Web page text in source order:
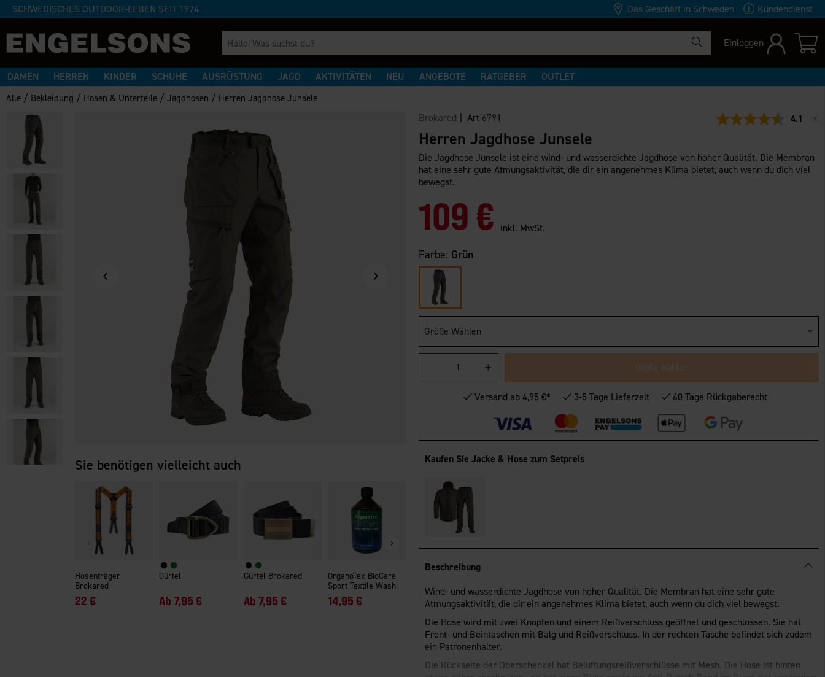
SCHWEDISCHES OUTDOOR-LEBEN SEIT 1974 Das Geschäft in Schweden Kundendienst
Einloggen
DAMEN HERREN KINDER SCHUHE AUSRÜSTUNG JAGD AKTIVITÄTEN NEU ANGEBOTE RATGEBER OUTLET
Alle / Bekleidung / Hosen & Unterteile /Jagdhosen / Herren Jagdhose Junsele
Sie benötigen vielleicht auch
Hosenträger
Brokared
22 €
Gürtel
Ab7,95 €
Gürtel Brokared
Ab 7,95 €
OrganoTex BioCare
Sport Textile Wash
14,95 €
OrganoTex Spray-On
Textile Waterproofing
Brokared | Art 6791 4.1 (9
Herren Jagdhose Junsele
Die Jagdhose Junsele ist eine wind- und wasserdichte Jagdhose von hoher Qualität. Die Membran
hat eine sehr gute Atmungsaktivität, die dir ein angenehmes Klima bietet, auch wenn du dich viel
bewegst.
109 € inkl. MwSt.
Farbe: Grün
Größe Wählen
Größe wählen
Versand ab 4,95 €* 3-5 Tage Lieferzeit 60 Tage Rückgaberecht
Kaufen Sie Jacke & Hose zum Setpreis
Beschreibung
Wind- und wasserdichte Jagdhose von hoher Qualität. Die Membran hat eine sehr gute
Atmungsaktivität, die dir ein angenehmes Klima bietet, auch wenn du dich viel bewegst.
Die Hose wird mit zwei Knöpfen und einem Reißverschluss geöffnet und geschlossen. Sie hat
Front- und Beintaschen mit Balg und Reißverschluss. In der rechten Tasche befindet sich zudem
ein Patronenhalter.
Die Rückseite der Oberschenkel hat Belüftungsreißverschlüsse mit Mesh. Die Hose ist hinten